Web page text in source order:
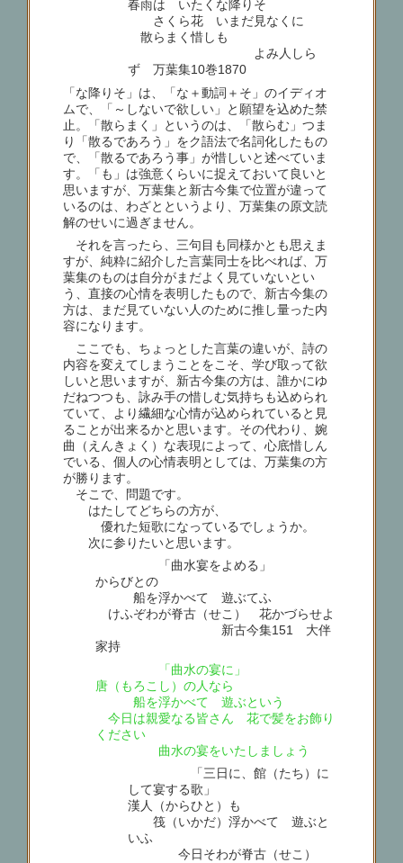
春雨は いたくな降りそ
さくら花 いまだ見なくに
散らまく惜しも
よみ人しら
ず 万葉集10巻1870
「な降りそ」は、「な＋動詞＋そ」のイディオ
ムで、「～しないで欲しい」と願望を込めた禁
止。「散らまく」というのは、「散らむ」つま
り「散るであろう」をク語法で名詞化したもの
で、「散るであろう事」が惜しいと述べていま
す。「も」は強意くらいに捉えておいて良いと
思いますが、万葉集と新古今集で位置が違って
いるのは、わざとというより、万葉集の原文読
解のせいに過ぎません。
それを言ったら、三句目も同様かとも思えま
すが、純粋に紹介した言葉同士を比べれば、万
葉集のものは自分がまだよく見ていないとい
う、直接の心情を表明したもので、新古今集の
方は、まだ見ていない人のために推し量った内
容になります。
ここでも、ちょっとした言葉の違いが、詩の
内容を変えてしまうことをこそ、学び取って欲
しいと思いますが、新古今集の方は、誰かにゆ
だねつつも、詠み手の惜しむ気持ちも込められ
ていて、より繊細な心情が込められていると見
ることが出来るかと思います。その代わり、婉
曲（えんきょく）な表現によって、心底惜しん
でいる、個人の心情表明としては、万葉集の方
が勝ります。
そこで、問題です。
はたしてどちらの方が、
優れた短歌になっているでしょうか。
次に参りたいと思います。
「曲水宴をよめる」
からびとの
船を浮かべて 遊ぶてふ
けふぞわが脊古（せこ） 花かづらせよ
新古今集151 大伴
家持
「曲水の宴に」
唐（もろこし）の人なら
船を浮かべて 遊ぶという
今日は親愛なる皆さん 花で髪をお飾り
ください
曲水の宴をいたしましょう
「三日に、館（たち）に
して宴する歌」
漢人（からひと）も
筏（いかだ）浮かべて 遊ぶと
いふ
今日そわが脊古（せこ）